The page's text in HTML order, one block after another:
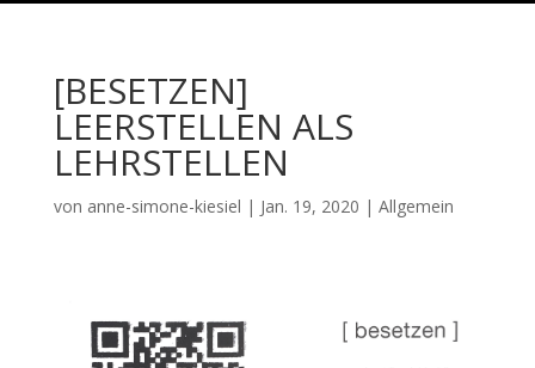
[BESETZEN]
LEERSTELLEN ALS
LEHRSTELLEN
von anne-simone-kiesiel | Jan. 19, 2020 | Allgemein